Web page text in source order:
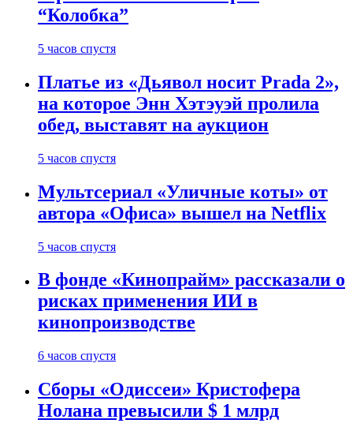
“Колобка”
5 часов спустя
Платье из «Дьявол носит Prada 2»,
на которое Энн Хэтэуэй пролила
обед, выставят на аукцион
5 часов спустя
Мультсериал «Уличные коты» от
автора «Офиса» вышел на Netflix
5 часов спустя
В фонде «Кинопрайм» рассказали о
рисках применения ИИ в
кинопроизводстве
6 часов спустя
Сборы «Одиссеи» Кристофера
Нолана превысили $ 1 млрд